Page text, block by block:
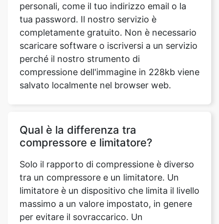
scaricare software o iscriversi a un servizio
perché il nostro strumento di
compressione dell'immagine in 228kb viene
salvato localmente nel browser web.
Qual è la differenza tra
Solo il rapporto di compressione è diverso
tra un compressore e un limitatore. Un
limitatore è un dispositivo che limita il livello
massimo a un valore impostato, in genere
per evitare il sovraccarico. Un
compressore, al contrario di un limitatore,
viene utilizzato per un controllo dinamico
meno drastico e più creativo e spesso